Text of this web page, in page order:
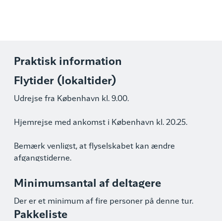
Praktisk information
Flytider (lokaltider)
Udrejse fra København kl. 9.00.
Hjemrejse med ankomst i København kl. 20.25.
Bemærk venligst, at flyselskabet kan ændre
afgangstiderne.
Minimumsantal af deltagere
Der er et minimum af fire personer på denne tur.
Pakkeliste